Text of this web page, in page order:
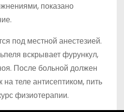
показано
под местной анестезией.
вскрывает фурункул,
После больной должен
на теле антисептиком, пить
физиотерапии.